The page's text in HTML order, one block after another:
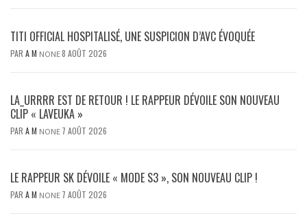
TITI OFFICIAL HOSPITALISÉ, UNE SUSPICION D’AVC ÉVOQUÉE
PAR A M NONE8 AOÛT 2026
LA_URRRR EST DE RETOUR ! LE RAPPEUR DÉVOILE SON NOUVEAU
CLIP « LAVEUKA »
PAR A M NONE 7 AOÛT 2026
LE RAPPEUR SK DÉVOILE « MODE S3 », SON NOUVEAU CLIP !
PAR A M NONE 7 AOÛT 2026